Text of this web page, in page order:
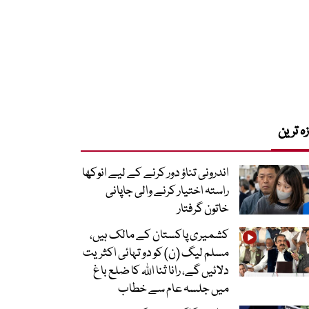
ترین
اندرونی تناؤ دور کرنے کے لیے انوکھا
راستہ اختیار کرنے والی جاپانی
خاتون گرفتار
کشمیری پاکستان کے مالک ہیں،
مسلم لیگ (ن) کو دو تہائی اکثریت
دلائیں گے، رانا ثنا اللہ کا ضلع باغ
میں جلسہ عام سے خطاب